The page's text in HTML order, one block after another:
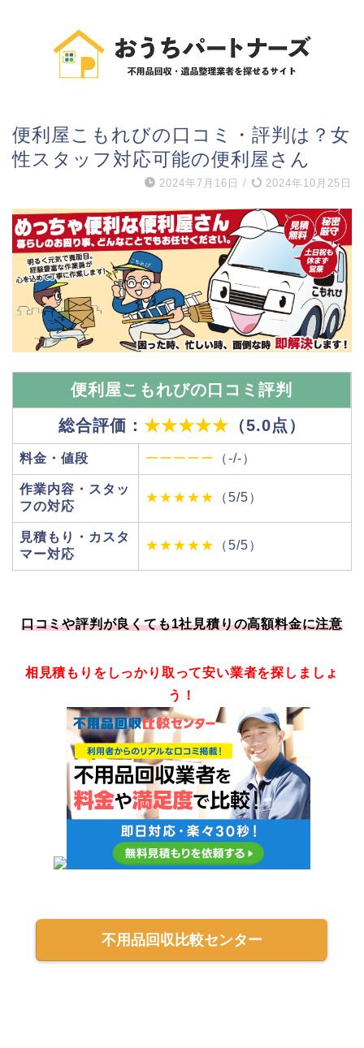
便利屋こもれびの口コミ・評判は？女
性スタッフ対応可能の便利屋さん
2024年7月16日 / 2024年10月25日
便利屋こもれびの口コミ評判
総合評価： ★★★★★ （5.0点）
料金・値段 ーーーーー （-/-）
作業内容・スタッ
フの対応
★★★★★ （5/5）
見積もり・カスタ
マー対応
★★★★★ （5/5）
口コミや評判が良くても1社見積りの高額料金に注意
相見積もりをしっかり取って安い業者を探しましょ
う！
不用品回収比較センター